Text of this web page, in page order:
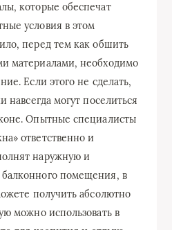
которые обеспечат
условия в этом
перед тем как обшить
материалами, необходимо
Если этого не сделать,
навсегда могут поселиться
Опытные специалисты
ответственно и
наружную и
помещения, в
получить абсолютно
можно использовать в